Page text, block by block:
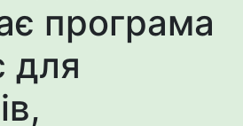
програма
для